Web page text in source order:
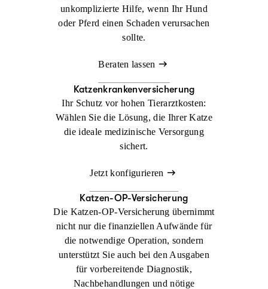
unkomplizierte Hilfe, wenn Ihr Hund
oder Pferd einen Schaden verursachen
sollte.
Beraten lassen
Katzenkrankenversicherung
Ihr Schutz vor hohen Tierarztkosten:
Wählen Sie die Lösung, die Ihrer Katze
die ideale medizinische Versorgung
sichert.
Jetzt konfigurieren
Katzen-OP-Versicherung
Die Katzen-OP-Versicherung übernimmt
nicht nur die finanziellen Aufwände für
die notwendige Operation, sondern
unterstützt Sie auch bei den Ausgaben
für vorbereitende Diagnostik,
Nachbehandlungen und nötige